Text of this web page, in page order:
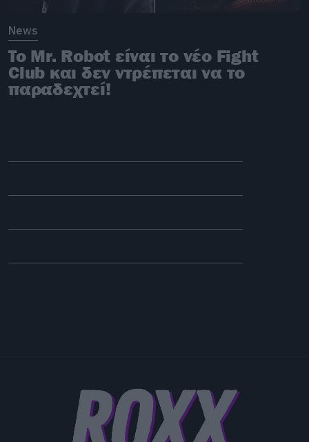
News
To Mr. Robot είναι το νέο Fight
Club και δεν ντρέπεται να το
παραδεχτεί!